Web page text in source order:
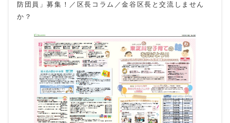
防団員」募集！／区長コラム／金谷区長と交流しません
か？